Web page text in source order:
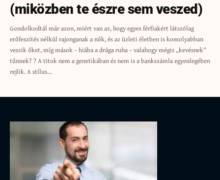
(miközben te észre sem veszed)
Gondolkodtál már azon, miért van az, hogy egyes férfiakért látszólag
erőfeszítés nélkül rajonganak a nők, és az üzleti életben is komolyabban
veszik őket, míg mások – hiába a drága ruha – valahogy mégis „kevésnek”
tűnnek? ? A titok nem a genetikában és nem is a bankszámla egyenlegében
rejlik. A stílus…